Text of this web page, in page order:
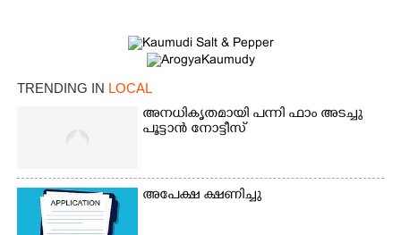
TRENDING IN LOCAL
അനധികൃതമായി പന്നി ഫാം അടച്ചു
പൂട്ടാൻ നോട്ടീസ്
അപേക്ഷ ക്ഷണിച്ചു
Share this link